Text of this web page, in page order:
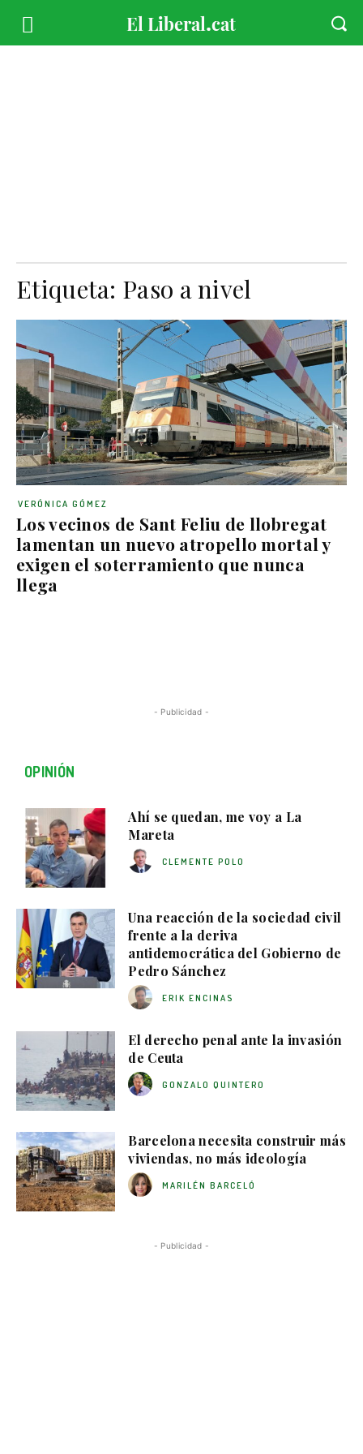
Etiqueta: Paso a nivel
Los vecinos de Sant Feliu de llobregat
lamentan un nuevo atropello mortal y
exigen el soterramiento que nunca
llega
VERÓNICA GÓMEZ
- Publicidad -
OPINIÓN
Ahí se quedan, me voy a La
Mareta
CLEMENTE POLO
Una reacción de la sociedad civil
frente a la deriva
antidemocrática del Gobierno de
Pedro Sánchez
ERIK ENCINAS
El derecho penal ante la invasión
de Ceuta
GONZALO QUINTERO
Barcelona necesita construir más
viviendas, no más ideología
MARILÉN BARCELÓ
- Publicidad -